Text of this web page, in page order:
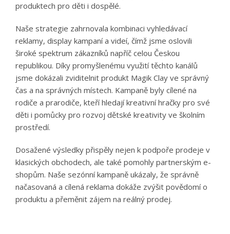
produktech pro děti i dospělé.
Naše strategie zahrnovala kombinaci vyhledávací
reklamy, display kampaní a videí, čímž jsme oslovili
široké spektrum zákazníků napříč celou Českou
republikou. Díky promyšlenému využití těchto kanálů
jsme dokázali zviditelnit produkt Magik Clay ve správný
čas a na správných místech. Kampaně byly cílené na
rodiče a prarodiče, kteří hledají kreativní hračky pro své
děti i pomůcky pro rozvoj dětské kreativity ve školním
prostředí.
Dosažené výsledky přispěly nejen k podpoře prodeje v
klasických obchodech, ale také pomohly partnerským e-
shopům. Naše sezónní kampaně ukázaly, že správně
načasovaná a cílená reklama dokáže zvýšit povědomí o
produktu a přeměnit zájem na reálný prodej.